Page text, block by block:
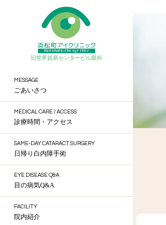
旧世界貿易センタービル眼科
MESSAGE
ごあいさつ
MEDICAL CARE / ACCESS
診療時間・アクセス
SAME-DAY CATARACT SURGERY
日帰り白内障手術
EYE DISEASE Q&A
目の病気Q&A
FACILITY
院内紹介